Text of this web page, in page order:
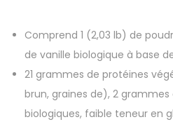
Comprend 1 (2,03 lb) de
de vanille biologique à base
21 grammes de protéines
brun, graines de), 2
biologiques, faible teneur en